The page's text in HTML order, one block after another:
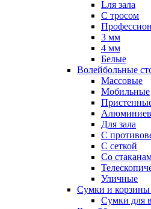
Lля зала
C тросом
3 мм
4 мм
Белые
Волейбольные
Массовые
Мобильные
Для зала
С
С сеткой
Со
Уличные
Сумки и корзины
Сумки для